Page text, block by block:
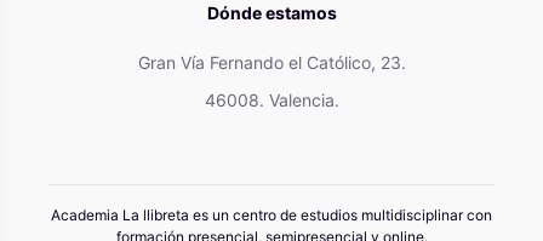
Dónde estamos
Gran Vía Fernando el Católico, 23.
46008. Valencia.
Academia La llibreta es un centro de estudios multidisciplinar con
formación presencial, semipresencial y online.